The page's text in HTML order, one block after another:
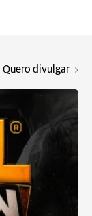
Quero divulgar